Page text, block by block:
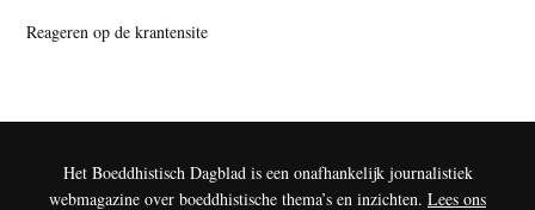
Reageren op de krantensite
Het Boeddhistisch Dagblad is een onafhankelijk journalistiek
webmagazine over boeddhistische thema’s en inzichten. Lees ons